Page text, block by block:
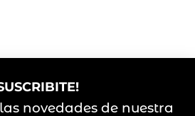
novedades de nuestra